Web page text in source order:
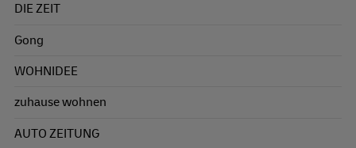
DIE ZEIT
Gong
WOHNIDEE
zuhause wohnen
AUTO ZEITUNG